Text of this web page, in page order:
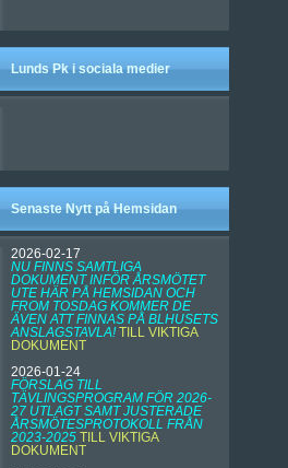
Lunds Pk i sociala medier
Senaste Nytt på Hemsidan
2026-02-17
NU FINNS SAMTLIGA
DOKUMENT INFÖR ÅRSMÖTET
UTE HÄR PÅ HEMSIDAN OCH
FROM TOSDAG KOMMER DE
ÄVEN ATT FINNAS PÅ BLHUSETS
ANSLAGSTAVLA! TILL VIKTIGA
DOKUMENT
2026-01-24
FÖRSLAG TILL
TÄVLINGSPROGRAM FÖR 2026-
27 UTLAGT SAMT JUSTERADE
ÅRSMÖTESPROTOKOLL FRÅN
2023-2025 TILL VIKTIGA
DOKUMENT